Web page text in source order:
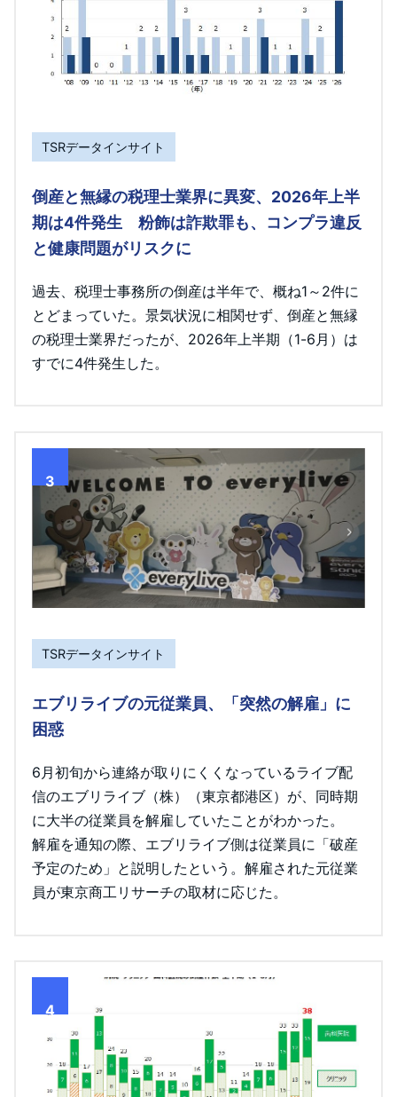
TSRデータインサイト
倒産と無縁の税理士業界に異変、2026年上半
期は4件発生 粉飾は詐欺罪も、コンプラ違反
と健康問題がリスクに
過去、税理士事務所の倒産は半年で、概ね1～2件に
とどまっていた。景気状況に相関せず、倒産と無縁
の税理士業界だったが、2026年上半期（1-6月）は
すでに4件発生した。
3
TSRデータインサイト
エブリライブの元従業員、「突然の解雇」に
困惑
6月初旬から連絡が取りにくくなっているライブ配
信のエブリライブ（株）（東京都港区）が、同時期
に大半の従業員を解雇していたことがわかった。
解雇を通知の際、エブリライブ側は従業員に「破産
予定のため」と説明したという。解雇された元従業
員が東京商工リサーチの取材に応じた。
4